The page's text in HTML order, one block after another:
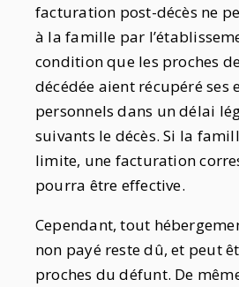
facturation post-décès ne
à la famille par
condition que les proches
décédée aient récupéré ses
personnels dans un délai
suivants le décès. Si la
limite, une facturation
pourra être effective.
Cependant, tout
non payé reste dû, et peut
proches du défunt. De